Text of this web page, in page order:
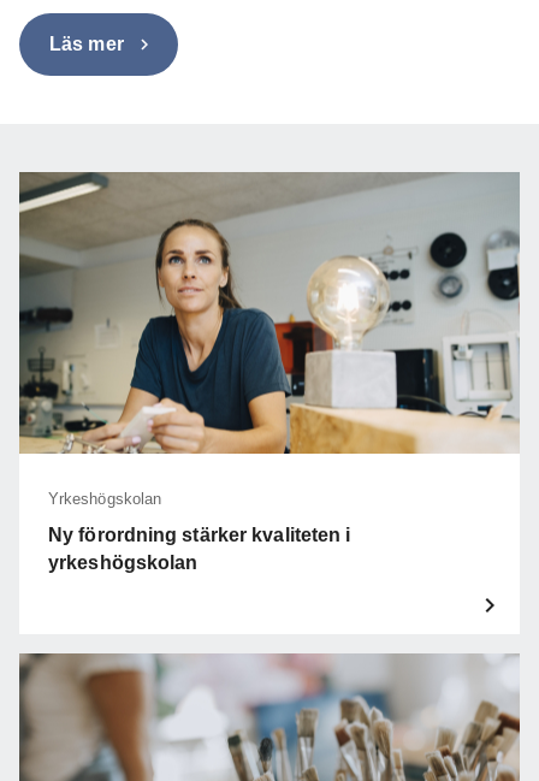
Läs mer
Yrkeshögskolan
Ny förordning stärker kvaliteten i
yrkeshögskolan